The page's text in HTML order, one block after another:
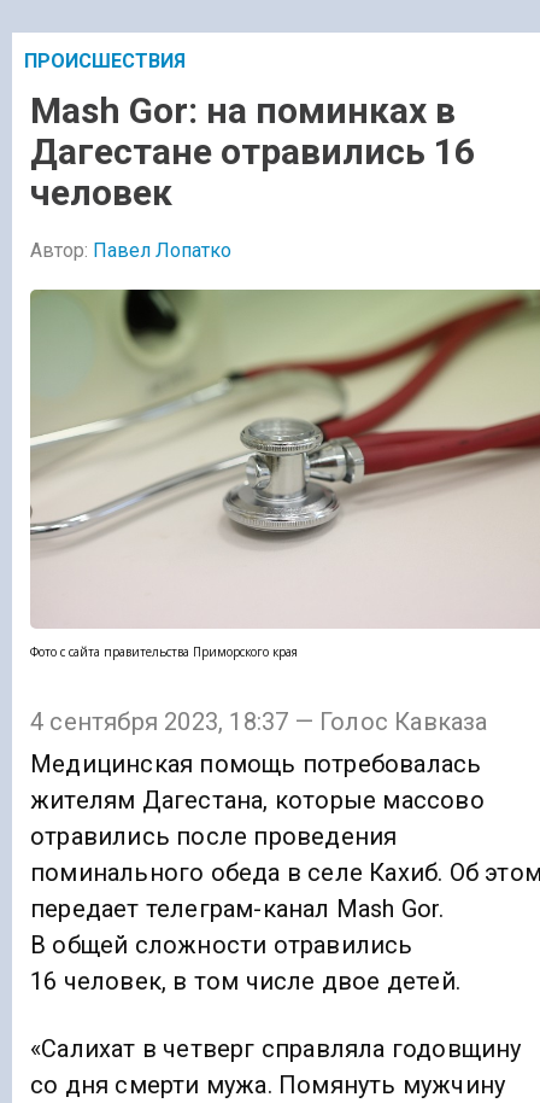
ПРОИСШЕСТВИЯ
Mash Gor: на поминках в
Дагестане отравились 16
человек
Автор: Павел Лопатко
Фото с сайта правительства Приморского края
4 сентября 2023, 18:37 — Голос Кавказа
Медицинская помощь потребовалась
жителям Дагестана, которые массово
отравились после проведения
поминального обеда в селе Кахиб. Об
передает телеграм-канал Mash Gor.
В общей сложности отравились
16 человек, в том числе двое детей.
«Салихат в четверг справляла годовщину
со дня смерти мужа. Помянуть мужчину